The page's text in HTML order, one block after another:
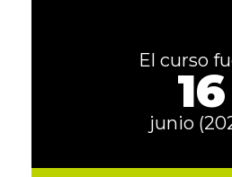
El curso
16
junio